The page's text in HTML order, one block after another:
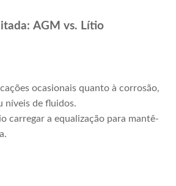
AGM vs. Lítio
ocasionais quanto à corrosão,
níveis de fluidos.
carregar a equalização para mantê-